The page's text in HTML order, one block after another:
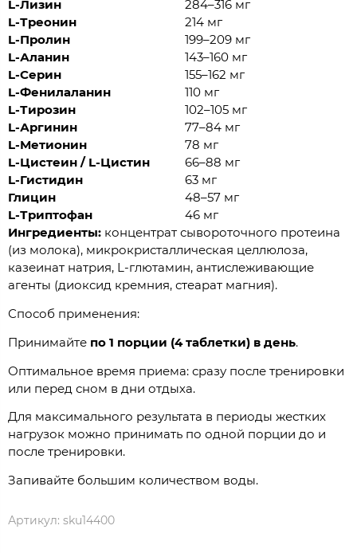
L-Лизин
284–316 мг
L-Треонин
214 мг
L-Пролин
199–209 мг
L-Аланин
143–160 мг
L-Серин
155–162 мг
L-Фенилаланин
110 мг
L-Тирозин
102–105 мг
L-Аргинин
77–84 мг
L-Метионин
78 мг
L-Цистеин / L-Цистин
66–88 мг
L-Гистидин
63 мг
Глицин
48–57 мг
L-Триптофан
46 мг
Ингредиенты: концентрат сывороточного протеина
(из молока), микрокристаллическая целлюлоза,
казеинат натрия, L-глютамин, антислеживающие
агенты (диоксид кремния, стеарат магния).
Способ применения:
Принимайте по 1 порции (4 таблетки) в день.
Оптимальное время приема: сразу после тренировки
или перед сном в дни отдыха.
Для максимального результата в периоды жестких
нагрузок можно принимать по одной порции до и
после тренировки.
Запивайте большим количеством воды.
Артикул: sku14400